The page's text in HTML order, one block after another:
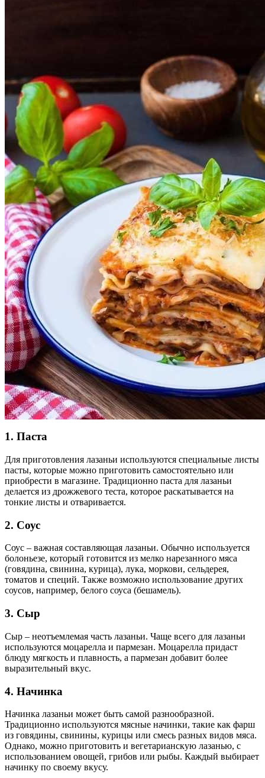
1. Паста
Для приготовления лазаньи используются специальные листы
пасты, которые можно приготовить самостоятельно или
приобрести в магазине. Традиционно паста для лазаньи
делается из дрожжевого теста, которое раскатывается на
тонкие листы и отваривается.
2. Соус
Соус – важная составляющая лазаньи. Обычно используется
болоньезе, который готовится из мелко нарезанного мяса
(говядина, свинина, курица), лука, моркови, сельдерея,
томатов и специй. Также возможно использование других
соусов, например, белого соуса (бешамель).
3. Сыр
Сыр – неотъемлемая часть лазаньи. Чаще всего для лазаньи
используются моцарелла и пармезан. Моцарелла придаст
блюду мягкость и плавность, а пармезан добавит более
выразительный вкус.
4. Начинка
Начинка лазаньи может быть самой разнообразной.
Традиционно используются мясные начинки, такие как фарш
из говядины, свинины, курицы или смесь разных видов мяса.
Однако, можно приготовить и вегетарианскую лазанью, с
использованием овощей, грибов или рыбы. Каждый выбирает
начинку по своему вкусу.